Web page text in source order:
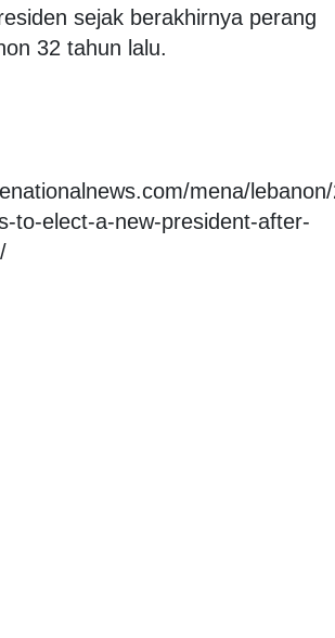
sejak berakhirnya perang
32 tahun lalu.
mena/
to-elect-a-new-president-after-